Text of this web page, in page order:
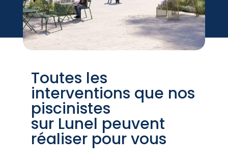
Toutes les
interventions que nos
piscinistes
sur Lunel peuvent
réaliser pour vous